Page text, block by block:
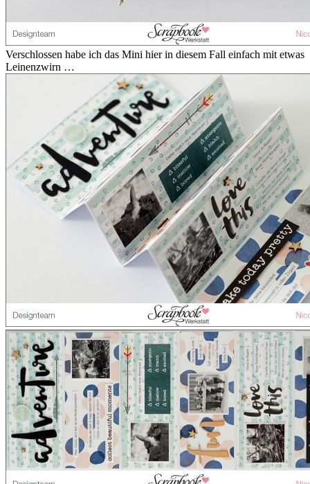
Verschlossen habe ich das Mini hier in diesem Fall einfach mit etwas
Leinenzwirn …